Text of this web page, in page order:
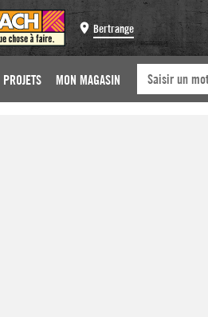
Bertrange
PROJETS MON MAGASIN